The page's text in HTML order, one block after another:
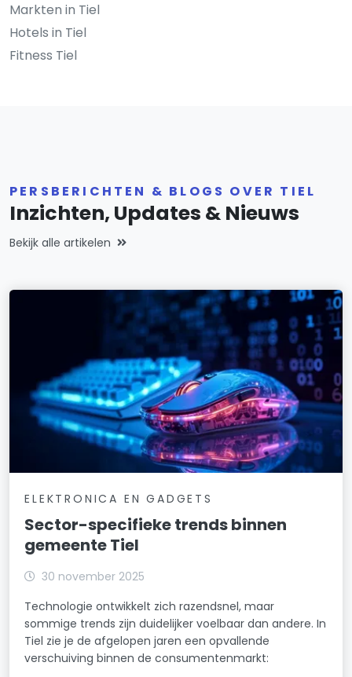
Markten in Tiel
Hotels in Tiel
Fitness Tiel
PERSBERICHTEN & BLOGS OVER TIEL
Inzichten, Updates & Nieuws
Bekijk alle artikelen
ELEKTRONICA EN GADGETS
Sector-specifieke trends binnen
gemeente Tiel
30 november 2025
Technologie ontwikkelt zich razendsnel, maar
sommige trends zijn duidelijker voelbaar dan andere. In
Tiel zie je de afgelopen jaren een opvallende
verschuiving binnen de consumentenmarkt: